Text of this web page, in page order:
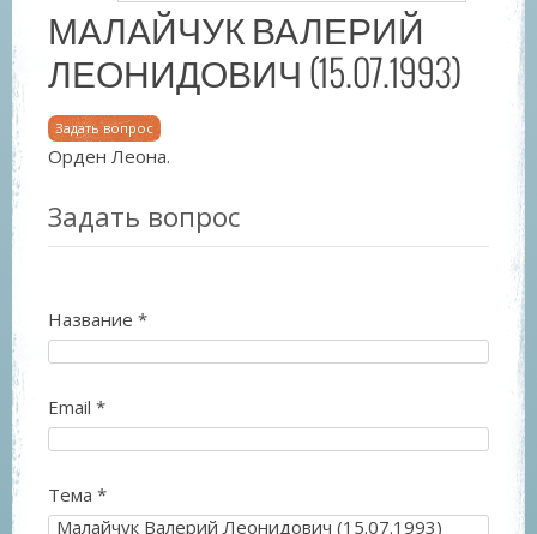
МАЛАЙЧУК ВАЛЕРИЙ
ЛЕОНИДОВИЧ (15.07.1993)
Задать вопрос
Орден Леона.
Задать вопрос
Название *
Email *
Тема *